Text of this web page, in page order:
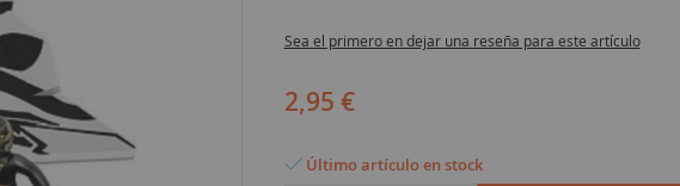
Sea el primero en dejar una reseña para este artículo
2,95 €
Último artículo en stock